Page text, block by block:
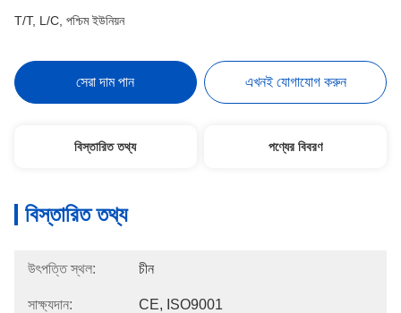
T/T, L/C, পশ্চিম ইউনিয়ন
সেরা দাম পান এখনই যোগাযোগ করুন
বিস্তারিত তথ্য পণ্যের বিবরণ
বিস্তারিত তথ্য
উৎপত্তি স্থল: চীন
সাক্ষ্যদান: CE, ISO9001